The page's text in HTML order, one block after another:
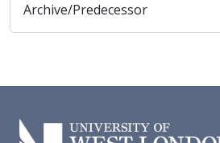
Archive/Predecessor